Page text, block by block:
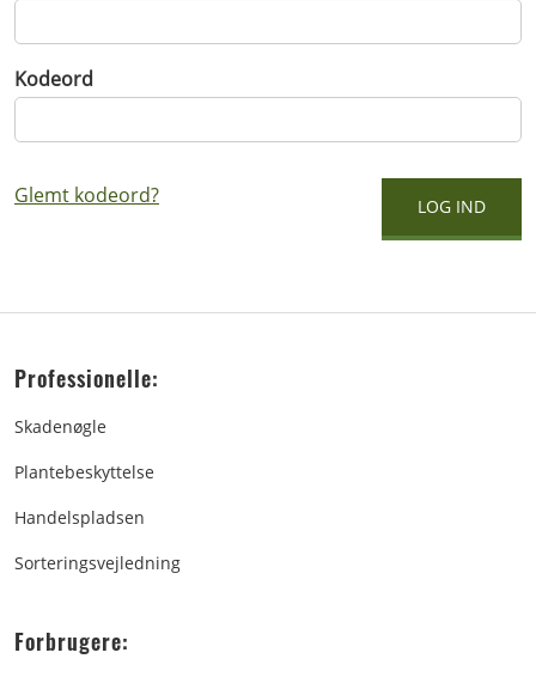
Kodeord
Glemt kodeord?
Professionelle:
Skadenøgle
Plantebeskyttelse
Handelspladsen
Sorteringsvejledning
Forbrugere: